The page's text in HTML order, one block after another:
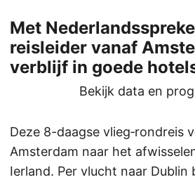
Met
reisleider vanaf
verblijf in goede
Bekijk data en
Deze 8-daagse vlieg‑rondreis
Amsterdam naar het
Ierland. Per vlucht naar Dublin